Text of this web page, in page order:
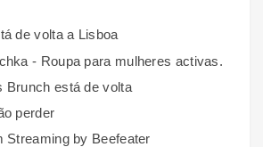
de volta a Lisboa
- Roupa para mulheres activas.
Brunch está de volta
perder
Streaming by Beefeater